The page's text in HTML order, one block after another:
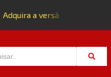
a versão impressa da